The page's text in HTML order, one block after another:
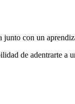
junto con un
de adentrarte